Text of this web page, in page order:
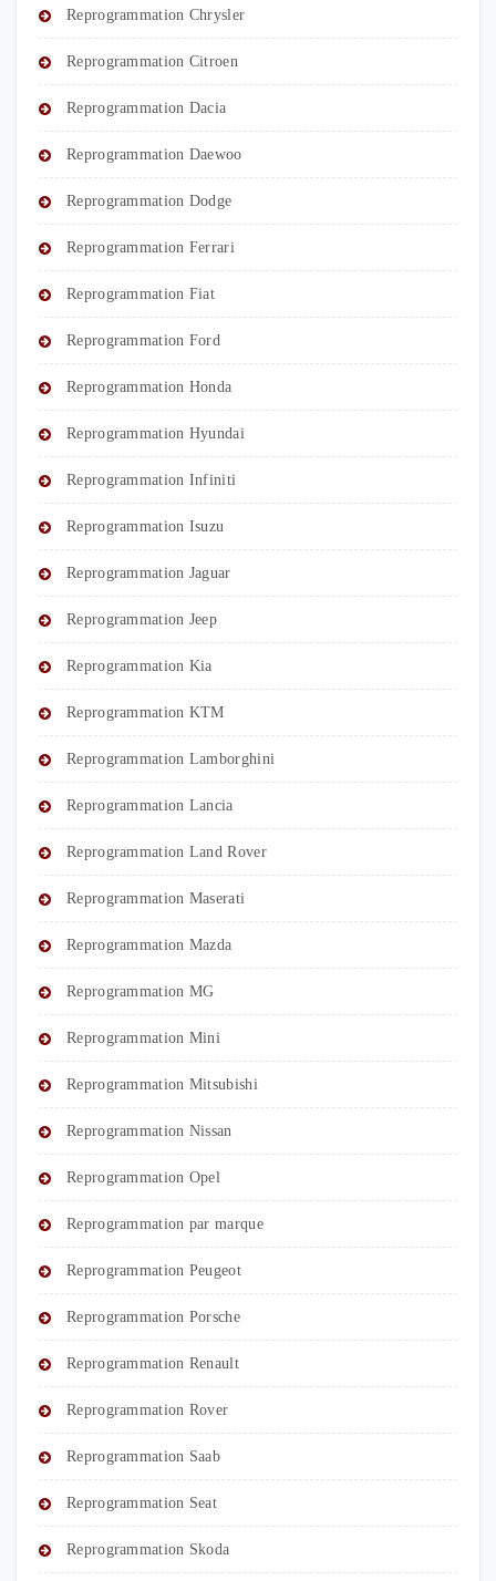
Reprogrammation Chrysler
Reprogrammation Citroen
Reprogrammation Dacia
Reprogrammation Daewoo
Reprogrammation Dodge
Reprogrammation Ferrari
Reprogrammation Fiat
Reprogrammation Ford
Reprogrammation Honda
Reprogrammation Hyundai
Reprogrammation Infiniti
Reprogrammation Isuzu
Reprogrammation Jaguar
Reprogrammation Jeep
Reprogrammation Kia
Reprogrammation KTM
Reprogrammation Lamborghini
Reprogrammation Lancia
Reprogrammation Land Rover
Reprogrammation Maserati
Reprogrammation Mazda
Reprogrammation MG
Reprogrammation Mini
Reprogrammation Mitsubishi
Reprogrammation Nissan
Reprogrammation Opel
Reprogrammation par marque
Reprogrammation Peugeot
Reprogrammation Porsche
Reprogrammation Renault
Reprogrammation Rover
Reprogrammation Saab
Reprogrammation Seat
Reprogrammation Skoda